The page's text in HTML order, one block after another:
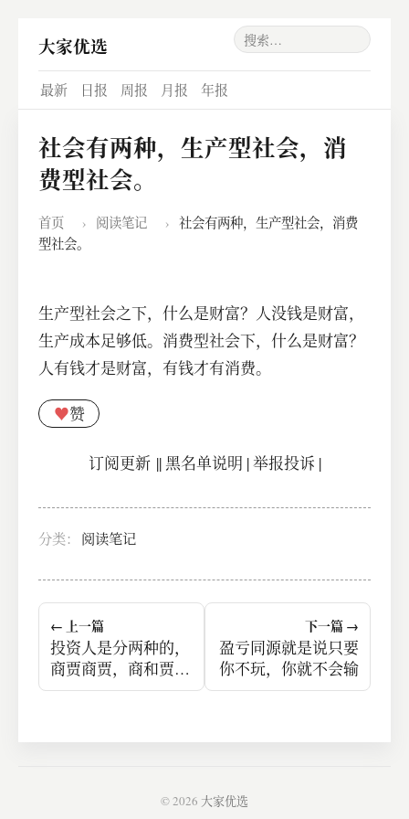
大家优选
最新 日报 周报 月报 年报
社会有两种，生产型社会，消
费型社会。
首页 › 阅读笔记 ›
社会有两种，生产型社会，消费
型社会。
生产型社会之下，什么是财富？人没钱是财富，
生产成本足够低。消费型社会下，什么是财富？
人有钱才是财富，有钱才有消费。
♥赞
订阅更新||黑名单说明 |举报投诉 |
分类： 阅读笔记
← 上一篇
投资人是分两种的，
商贾商贾，商和贾不
是一个意思。
下一篇 →
盈亏同源就是说只要
你不玩，你就不会输
© 2026 大家优选